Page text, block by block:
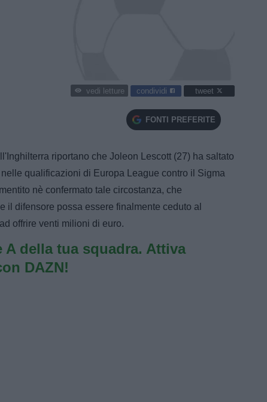
vedi letture condividi tweet
FONTI PREFERITE
riportano che Joleon Lescott (27) ha saltato
qualificazioni di Europa League contro il Sigma
nè confermato tale circostanza, che
il difensore possa essere finalmente ceduto al
offrire venti milioni di euro.
della tua squadra. Attiva
DAZN!